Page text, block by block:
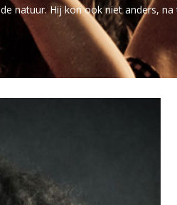
natuur. Hij kon ook niet anders,